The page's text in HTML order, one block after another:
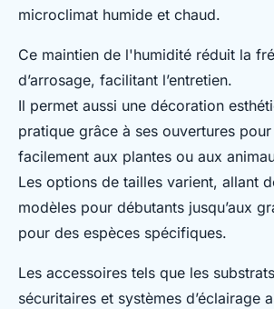
microclimat humide et chaud.
Ce maintien de l'humidité réduit la
d’arrosage, facilitant l’entretien.
Il permet aussi une décoration
pratique grâce à ses ouvertures
facilement aux plantes ou aux
Les options de tailles varient, allant
modèles pour débutants jusqu’aux
pour des espèces spécifiques.
Les accessoires tels que les
sécuritaires et systèmes d’éclairage